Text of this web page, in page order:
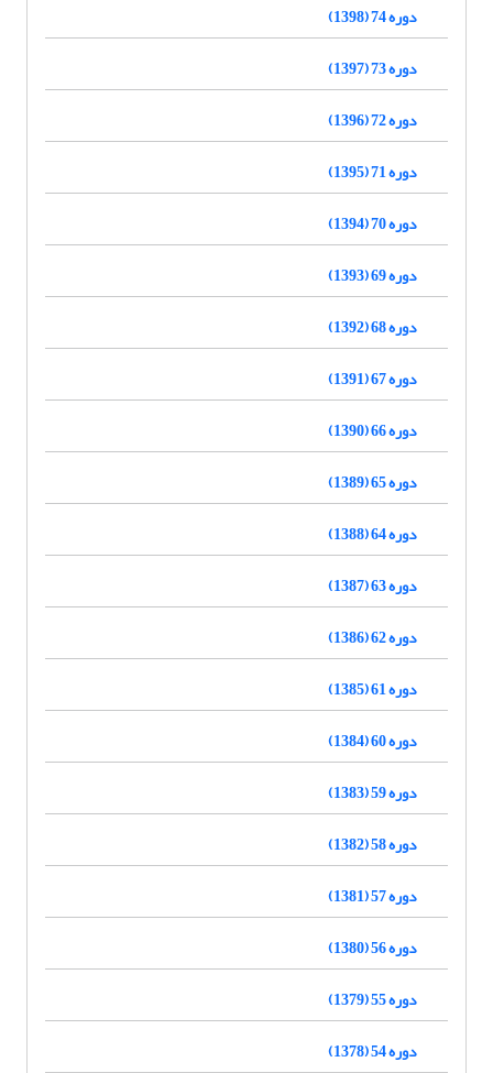
دوره 74 (1398)
دوره 73 (1397)
دوره 72 (1396)
دوره 71 (1395)
دوره 70 (1394)
دوره 69 (1393)
دوره 68 (1392)
دوره 67 (1391)
دوره 66 (1390)
دوره 65 (1389)
دوره 64 (1388)
دوره 63 (1387)
دوره 62 (1386)
دوره 61 (1385)
دوره 60 (1384)
دوره 59 (1383)
دوره 58 (1382)
دوره 57 (1381)
دوره 56 (1380)
دوره 55 (1379)
دوره 54 (1378)